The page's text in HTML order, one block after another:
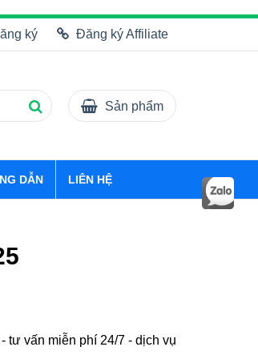
tư vấn miễn phí 24/7 - dịch vụ
ký Đăng ký Affiliate
Sản phẩm
DẪN LIÊN HỆ